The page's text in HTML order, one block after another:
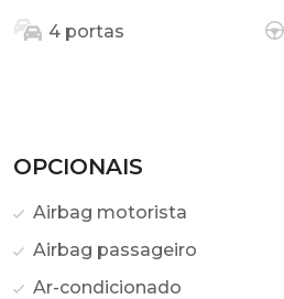
4 portas
OPCIONAIS
Airbag motorista
Airbag passageiro
Ar-condicionado